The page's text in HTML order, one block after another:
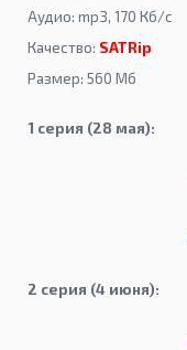
Аудио: mp3, 170 Кб/с
Качество: SATRip
Размер: 560 Мб
1 серия (28 мая):
2 серия (4 июня):